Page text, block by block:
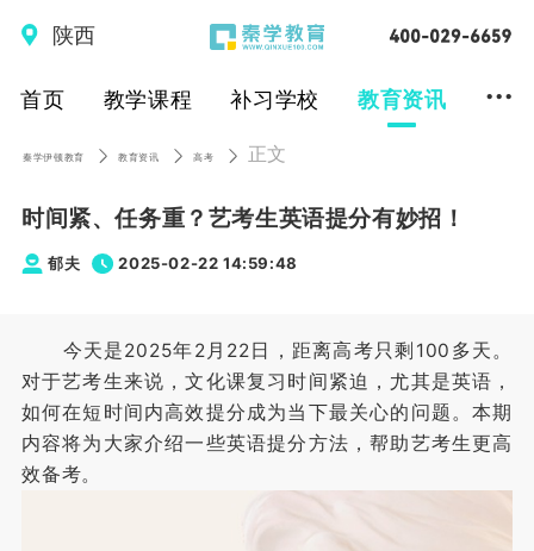
陕西
首页 教学课程 补习学校 教育资讯 ...
秦学伊顿教育 教育资讯 高考 正文
时间紧、任务重？艺考生英语提分有妙招！
郁夫 2025-02-22 14:59:48
今天是2025年2月22日，距离高考只剩100多天。
对于艺考生来说，文化课复习时间紧迫，尤其是英语，
如何在短时间内高效提分成为当下最关心的问题。本期
内容将为大家介绍一些英语提分方法，帮助艺考生更高
效备考。